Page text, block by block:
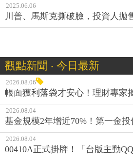
2025.06.06
川普、馬斯克撕破臉，投資人拋
觀點新聞 ‧ 今日最新
2026.08.06
帳面獲利落袋才安心！理財專家
2026.08.04
基金規模2年增近70%！第一金
2026.08.04
00410A正式掛牌！「台版主動